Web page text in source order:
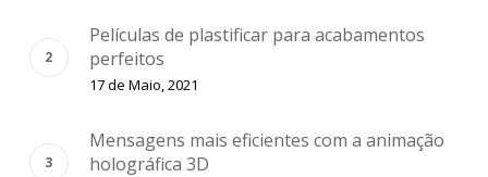
Películas de plastificar para acabamentos
perfeitos
17 de Maio, 2021
Mensagens mais eficientes com a animação
holográfica 3D